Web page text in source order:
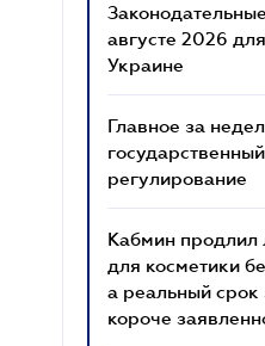
августе 2026
Украине
Главное за
регулирование
Кабмин продлил
для косметики
а реальный срок
короче